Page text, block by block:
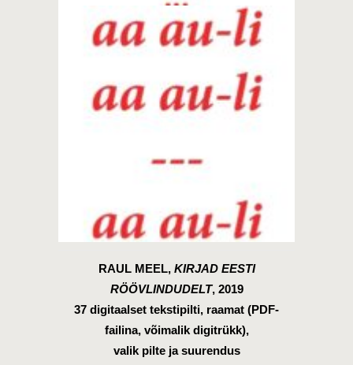
RAUL MEEL, KIRJAD EESTI
RÖÖVLINDUDELT, 2019
37 digitaalset tekstipilti, raamat (PDF-
failina, võimalik digitrükk),
valik pilte ja suurendus